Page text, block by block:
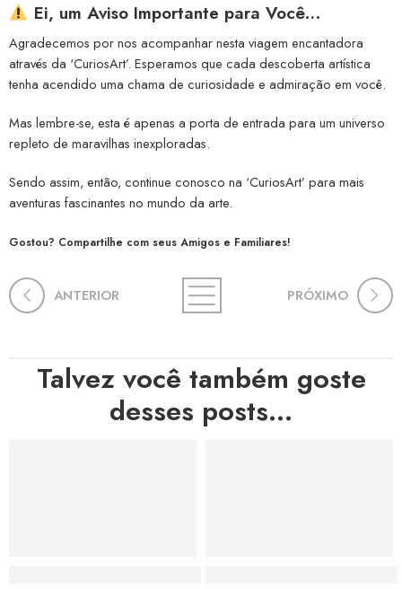
Ei, um Aviso Importante para Você…
Agradecemos por nos acompanhar nesta viagem encantadora
através da ‘CuriosArt’. Esperamos que cada descoberta artística
tenha acendido uma chama de curiosidade e admiração em você.
Mas lembre-se, esta é apenas a porta de entrada para um universo
repleto de maravilhas inexploradas.
Sendo assim, então, continue conosco na ‘CuriosArt’ para mais
aventuras fascinantes no mundo da arte.
Gostou? Compartilhe com seus Amigos e Familiares!
ANTERIOR PRÓXIMO
Talvez você também goste
desses posts...